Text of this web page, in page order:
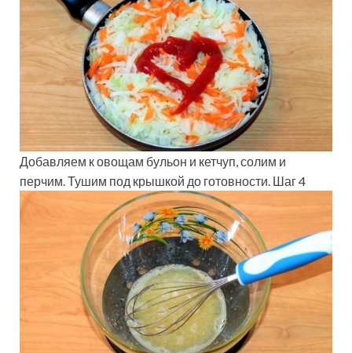
Добавляем к овощам бульон и кетчуп, солим и
перчим. Тушим под крышкой до готовности. Шаг 4